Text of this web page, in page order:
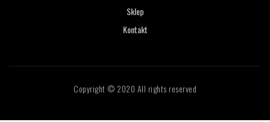
Sklep
Kontakt
Copyright © 2020 All rights reserved